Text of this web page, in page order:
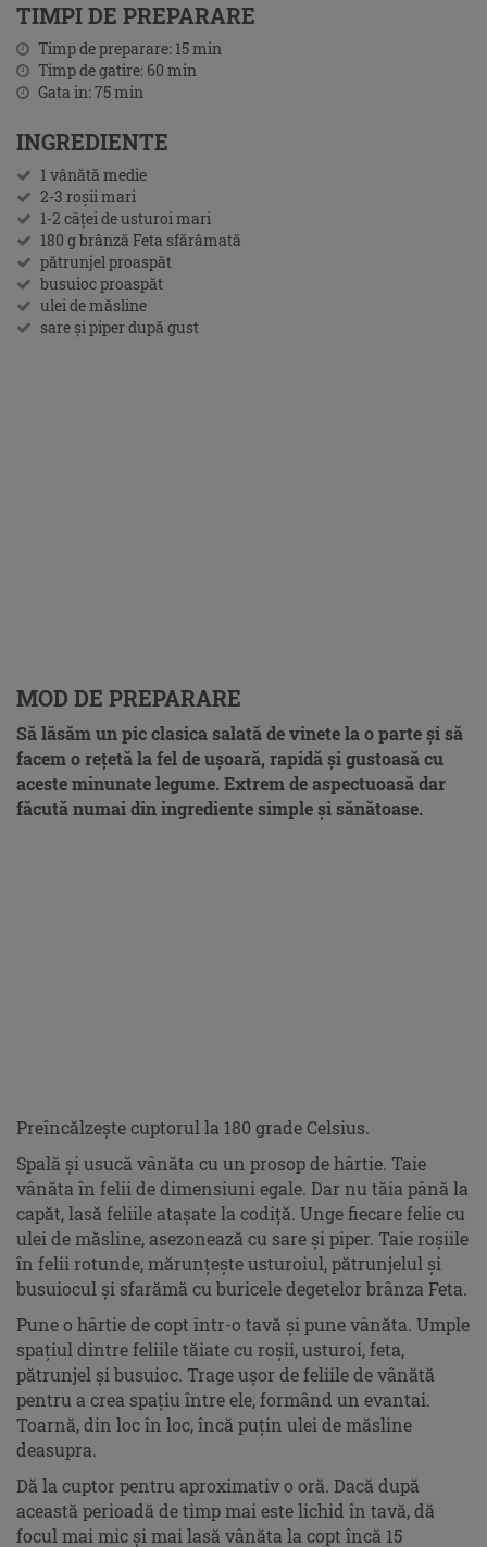
TIMPI DE PREPARARE
Timp de preparare: 15min
Timp de gatire: 60 min
Gata in:75min
INGREDIENTE
1 vânătă medie
2-3 roșii mari
1-2 căței de usturoi mari
180 g brânză Feta sfărâmată
pătrunjel proaspăt
busuioc proaspăt
ulei de măsline
sare și piper după gust
MOD DE PREPARARE
Să lăsăm un pic clasica salată de vinete la o parte și să
facem o rețetă la fel de ușoară, rapidă și gustoasă cu
aceste minunate legume. Extrem de aspectuoasă dar
făcută numai din ingrediente simple și sănătoase.
Preîncălzește cuptorul la 180 grade Celsius.
Spală și usucă vânăta cu un prosop de hârtie. Taie
vânăta în felii de dimensiuni egale. Dar nu tăia până la
capăt, lasă feliile atașate la codiță. Unge fiecare felie cu
ulei de măsline, asezonează cu sare și piper. Taie roșiile
în felii rotunde, mărunțește usturoiul, pătrunjelul și
busuiocul și sfarămă cu buricele degetelor brânza Feta.
Pune o hârtie de copt într-o tavă și pune vânăta. Umple
spațiul dintre feliile tăiate cu roșii, usturoi, feta,
pătrunjel și busuioc. Trage ușor de feliile de vânătă
pentru a crea spațiu între ele, formând un evantai.
Toarnă, din loc în loc, încă puțin ulei de măsline
deasupra.
Dă la cuptor pentru aproximativ o oră. Dacă după
această perioadă de timp mai este lichid în tavă, dă
focul mai mic și mai lasă vânăta la copt încă 15